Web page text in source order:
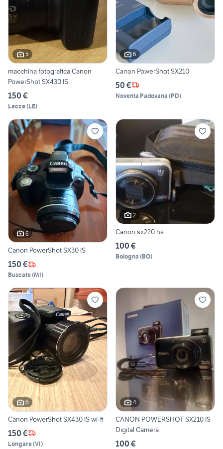
5
macchina fotografica Canon
PowerShot SX430 IS
150 €
Lecce(LE)
6
Canon PowerShot SX210
50 €
Noventa Padovana (PD)
6
Canon PowerShot SX30 IS
150 €
Buscate(MI)
2
Canon sx220 hs
100 €
Bologna (BO)
6
Canon PowerShot SX430 IS wi-fi
150 €
Longare(VI)
4
CANON POWERSHOT SX210 IS
Digital Camera
100 €